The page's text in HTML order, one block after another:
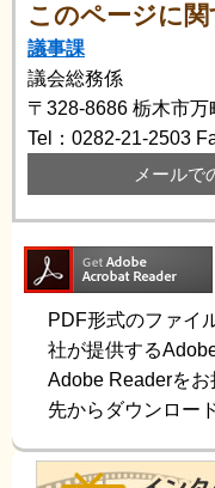
このページに
議事課
議会総務係
〒328-8686 栃木市
Tel：0282-21-2503
メールで
PDF形式のファイ
社が提供する
Adobe Readerを
先からダウンロー